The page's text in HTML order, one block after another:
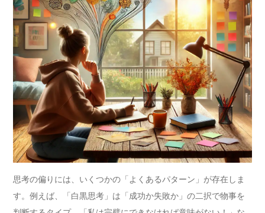
思考の偏りには、いくつかの「よくあるパターン」が存在しま
す。例えば、「白黒思考」は「成功か失敗か」の二択で物事を